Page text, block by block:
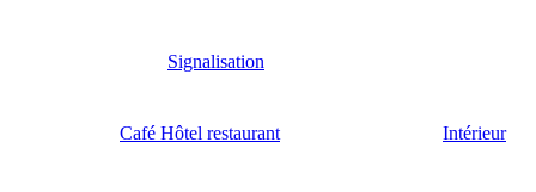
Signalisation
Café Hôtel restaurant Intérieur